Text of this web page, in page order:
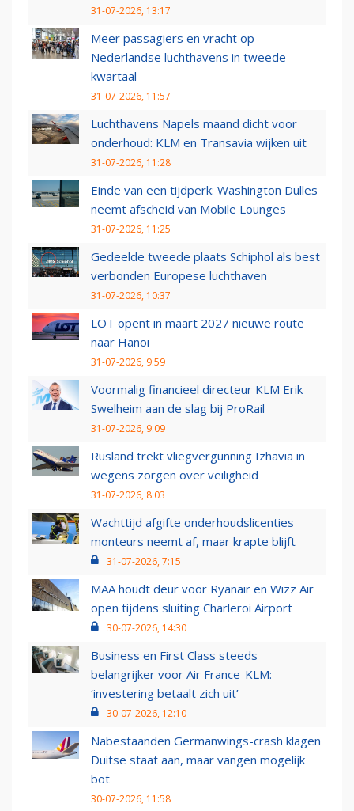
31-07-2026, 13:17
Meer passagiers en vracht op
Nederlandse luchthavens in tweede
kwartaal
31-07-2026, 11:57
Luchthavens Napels maand dicht voor
onderhoud: KLM en Transavia wijken uit
31-07-2026, 11:28
Einde van een tijdperk: Washington Dulles
neemt afscheid van Mobile Lounges
31-07-2026, 11:25
Gedeelde tweede plaats Schiphol als best
verbonden Europese luchthaven
31-07-2026, 10:37
LOT opent in maart 2027 nieuwe route
naar Hanoi
31-07-2026, 9:59
Voormalig financieel directeur KLM Erik
Swelheim aan de slag bij ProRail
31-07-2026, 9:09
Rusland trekt vliegvergunning Izhavia in
wegens zorgen over veiligheid
31-07-2026, 8:03
Wachttijd afgifte onderhoudslicenties
monteurs neemt af, maar krapte blijft
31-07-2026, 7:15
MAA houdt deur voor Ryanair en Wizz Air
open tijdens sluiting Charleroi Airport
30-07-2026, 14:30
Business en First Class steeds
belangrijker voor Air France-KLM:
‘investering betaalt zich uit’
30-07-2026, 12:10
Nabestaanden Germanwings-crash klagen
Duitse staat aan, maar vangen mogelijk
bot
30-07-2026, 11:58